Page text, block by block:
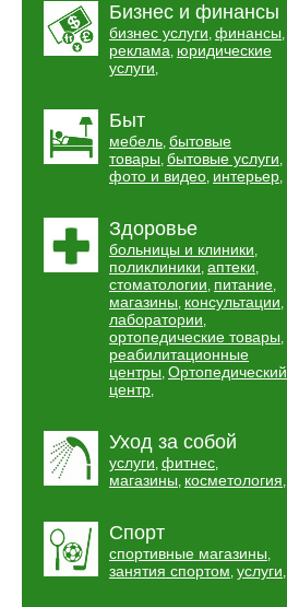
Бизнес и финансы
бизнес услуги, финансы,
реклама, юридические
услуги,
Быт
мебель, бытовые
товары, бытовые услуги,
фото и видео, интерьер,
Здоровье
больницы и клиники,
поликлиники, аптеки,
стоматологии, питание,
магазины, консультации,
лаборатории,
ортопедические товары,
реабилитационные
центры, Ортопедический
центр,
Уход за собой
услуги, фитнес,
магазины, косметология,
Спорт
спортивные магазины,
занятия спортом, услуги,